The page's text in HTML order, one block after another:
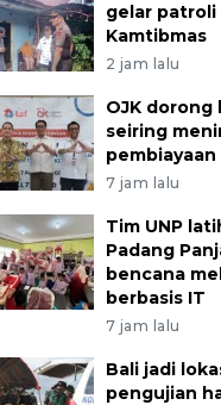
gelar patroli
Kamtibmas
2 jam lalu
OJK dorong
seiring
7 jam lalu
Tim UNP
Padang
bencana
berbasis IT
7 jam lalu
Bali jadi
pengujian